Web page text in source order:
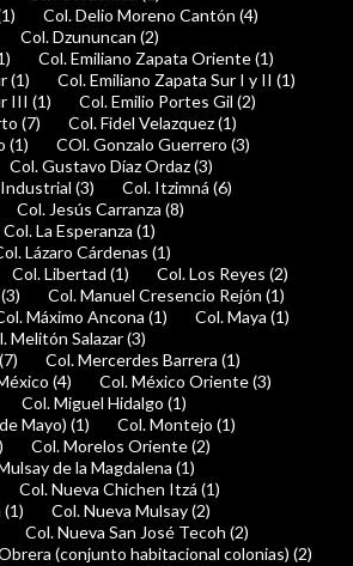
Col. Delio Moreno Cantón (4)
Col. Dzununcan (2)
Col. Emiliano Zapata Oriente (1)
(1)
Col. Emiliano Zapata Sur I y II (1)
III (1)
Col. Emilio Portes Gil (2)
(7)
Col. Fidel Velazquez (1)
(1)
COl. Gonzalo Guerrero (3)
Col. Gustavo Díaz Ordaz (3)
(3)
Col. Itzimná (6)
Col. Jesús Carranza (8)
Col. La Esperanza (1)
Lázaro Cárdenas (1)
Col. Libertad (1)
Col. Los Reyes (2)
Col. Manuel Cresencio Rejón (1)
Máximo Ancona (1)
Col. Maya (1)
Melitón Salazar (3)
Col. Mercerdes Barrera (1)
(4)
Col. México Oriente (3)
Col. Miguel Hidalgo (1)
Mayo) (1)
Col. Montejo (1)
Col. Morelos Oriente (2)
de la Magdalena (1)
Col. Nueva Chichen Itzá (1)
Col. Nueva Mulsay (2)
Col. Nueva San José Tecoh (2)
(conjunto habitacional colonias) (2)